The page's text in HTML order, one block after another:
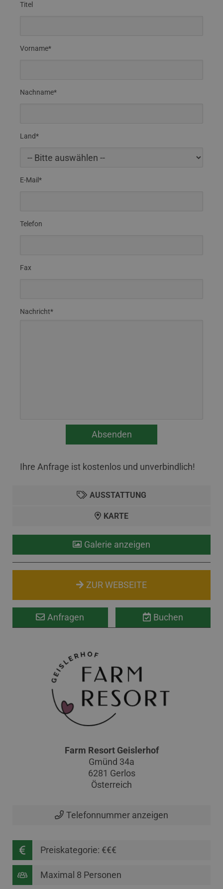
Titel
Vorname*
Nachname*
Land*
E-Mail*
Telefon
Fax
Nachricht*
Ihre Anfrage ist kostenlos und unverbindlich!
AUSSTATTUNG
KARTE
Galerie anzeigen
ZUR WEBSEITE
Anfragen Buchen
Farm Resort Geislerhof
Gmünd 34a
6281 Gerlos
Österreich
Telefonnummer anzeigen
Preiskategorie: €€€
Maximal 8 Personen